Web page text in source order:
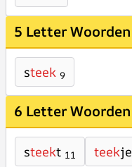
5 Letter Woorden
steek 9
6 Letter Woorden
steekt 11 teekje